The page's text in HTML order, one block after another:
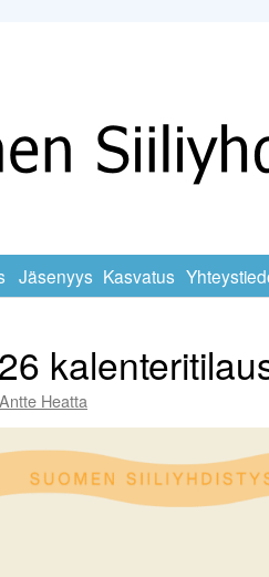
Jäsenyys Kasvatus
Antte Heatta